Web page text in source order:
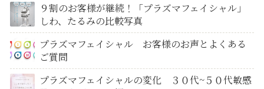
９割のお客様が継続！「プラズマフェイシャル」
しわ、たるみの比較写真
プラズマフェイシャル お客様のお声とよくある
ご質問
プラズマフェイシャルの変化 ３０代~５０代敏感